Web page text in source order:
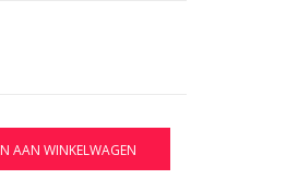
AAN WINKELWAGEN